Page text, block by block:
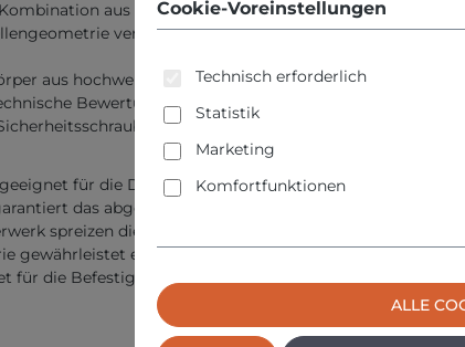
aus Design und Material beißt sich perfekt in
verspreizt sich materialschonend im
aus hochwertigem Nylon bietet starken Halt,
Bewertung (ETA) für Mehrfachbefestigung von
ist perfekt auf den Dübel abgestimmt
für die Durchsteckmontage.
das abgestimmte Produktdesign eine
spreizen die Lamellen am Steinsteg und bilden im
gewährleistet eine materialschonende Krafteinleitung,
für die Befestigung von Holzkonstruktionen.
Cookie-Voreinstellungen
Technisch erforderlich
Statistik
Marketing
Komfortfunktionen
ALLE